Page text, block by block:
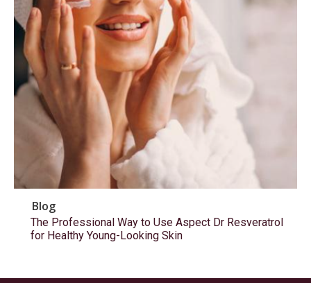
Blog
The Professional Way to Use Aspect Dr Resveratrol
for Healthy Young-Looking Skin